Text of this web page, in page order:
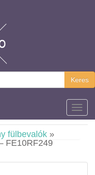
Keres
fülbevalók »
FE10RF249